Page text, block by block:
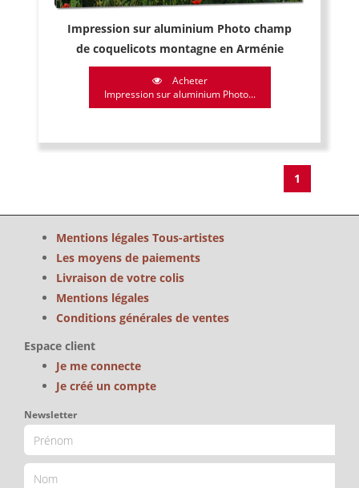
Impression sur aluminium Photo champ
de coquelicots montagne en Arménie
Acheter
Impression sur aluminium Photo...
1
Mentions légales Tous-artistes
Les moyens de paiements
Livraison de votre colis
Mentions légales
Conditions générales de ventes
Espace client
Je me connecte
Je créé un compte
Newsletter